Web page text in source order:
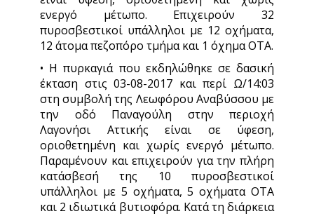
ενεργό μέτωπο. Επιχειρούν 32
πυροσβεστικοί υπάλληλοι με 12 οχήματα,
12 άτομα πεζοπόρο τμήμα και 1 όχημα ΟΤΑ.
• Η πυρκαγιά που εκδηλώθηκε σε δασική
έκταση στις 03-08-2017 και περί Ω/14:03
στη συμβολή της Λεωφόρου Αναβύσσου με
την οδό Παναγούλη στην περιοχή
Λαγονήσι Αττικής είναι σε ύφεση,
οριοθετημένη και χωρίς ενεργό μέτωπο.
Παραμένουν και επιχειρούν για την πλήρη
κατάσβεσή της 10 πυροσβεστικοί
υπάλληλοι με 5 οχήματα, 5 οχήματα ΟΤΑ
και 2 ιδιωτικά βυτιοφόρα. Κατά τη διάρκεια